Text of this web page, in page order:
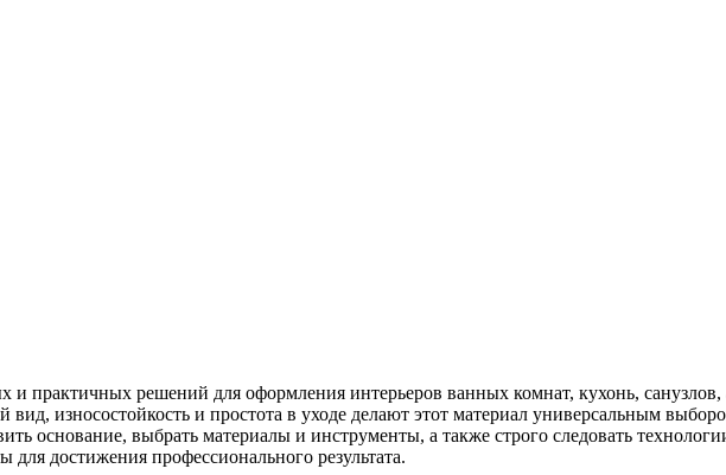
и практичных решений для оформления интерьеров ванных комнат, кухонь,
износостойкость и простота в уходе делают этот материал универсальным
основание, выбрать материалы и инструменты, а также строго следовать
достижения профессионального результата.